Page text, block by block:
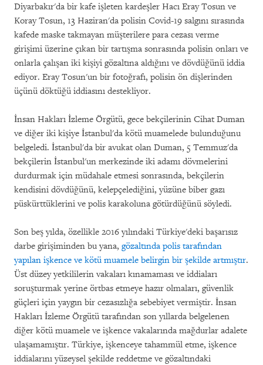
Diyarbakır'da bir kafe işleten kardeşler Hacı Eray Tosun ve
Koray Tosun, 13 Haziran'da polisin Covid-19 salgını sırasında
kafede maske takmayan müşterilere para cezası verme
girişimi üzerine çıkan bir tartışma sonrasında polisin onları ve
onlarla çalışan iki kişiyi gözaltına aldığını ve dövdüğünü iddia
ediyor. Eray Tosun'un bir fotoğrafı, polisin ön dişlerinden
üçünü döktüğü iddiasını destekliyor.
İnsan Hakları İzleme Örgütü, gece bekçilerinin Cihat Duman
ve diğer iki kişiye İstanbul'da kötü muamelede bulunduğunu
belgeledi. İstanbul'da bir avukat olan Duman, 5 Temmuz'da
bekçilerin İstanbul'un merkezinde iki adamı dövmelerini
durdurmak için müdahale etmesi sonrasında, bekçilerin
kendisini dövdüğünü, kelepçelediğini, yüzüne biber gazı
püskürttüklerini ve polis karakoluna götürdüğünü söyledi.
Son beş yılda, özellikle 2016 yılındaki Türkiye'deki başarısız
darbe girişiminden bu yana, gözaltında polis tarafından
yapılan işkence ve kötü muamele belirgin bir şekilde artmıştır.
Üst düzey yetkililerin vakaları kınamaması ve iddiaları
soruşturmak yerine örtbas etmeye hazır olmaları, güvenlik
güçleri için yaygın bir cezasızlığa sebebiyet vermiştir. İnsan
Hakları İzleme Örgütü tarafından son yıllarda belgelenen
diğer kötü muamele ve işkence vakalarında mağdurlar adalete
ulaşamamıştır. Türkiye, işkenceye tahammül etme, işkence
iddialarını yüzeysel şekilde reddetme ve gözaltındaki